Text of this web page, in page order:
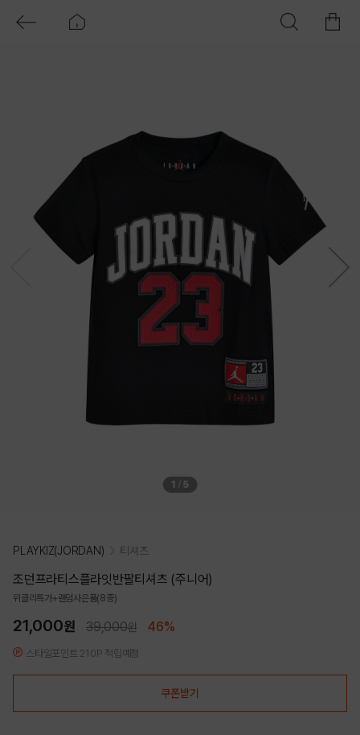
1 5
PLAYKIZ(JORDAN) 티셔츠
조던프라티스플라잇반팔티셔츠 (주니어)
위클리특가+랜덤사은품(8종)
21,000원 39,000원 46%
스타일포인트 210P 적립예정
쿠폰받기